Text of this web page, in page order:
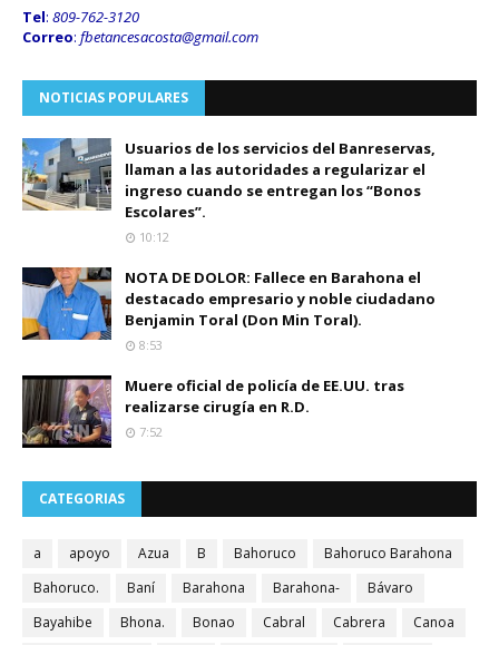
Tel: 809-762-3120
Correo: fbetancesacosta@gmail.com
NOTICIAS POPULARES
Usuarios de los servicios del Banreservas,
llaman a las autoridades a regularizar el
ingreso cuando se entregan los “Bonos
Escolares”.
10:12
NOTA DE DOLOR: Fallece en Barahona el
destacado empresario y noble ciudadano
Benjamin Toral (Don Min Toral).
8:53
Muere oficial de policía de EE.UU. tras
realizarse cirugía en R.D.
7:52
CATEGORIAS
a apoyo Azua B Bahoruco
Bahoruco Barahona
Bahoruco.
Baní Barahona Barahona-
Bávaro
Bayahibe
Bhona. Bonao Cabral Cabrera
Canoa